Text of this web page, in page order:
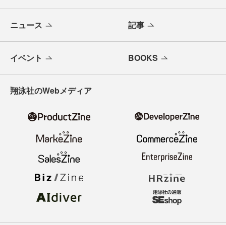
ニュース 記事
イベント BOOKS
翔泳社のWebメディア